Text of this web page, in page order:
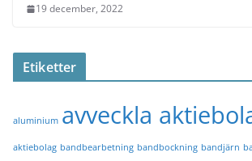
19 december, 2022
Etiketter
aluminium avveckla
aktiebolag bandbearbetning bandbockning bandjärn